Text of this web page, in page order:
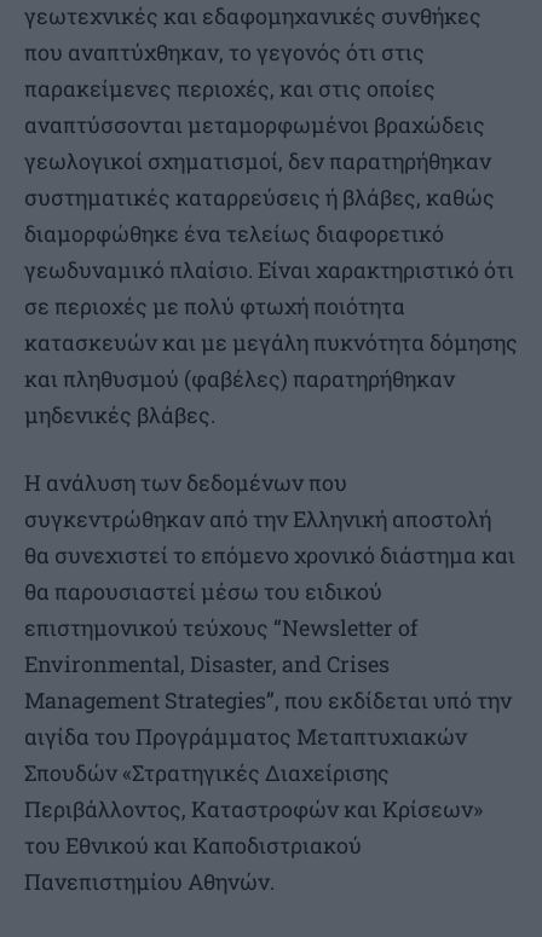
γεωτεχνικές και εδαφομηχανικές συνθήκες
που αναπτύχθηκαν, το γεγονός ότι στις
παρακείμενες περιοχές, και στις οποίες
αναπτύσσονται μεταμορφωμένοι βραχώδεις
γεωλογικοί σχηματισμοί, δεν παρατηρήθηκαν
συστηματικές καταρρεύσεις ή βλάβες, καθώς
διαμορφώθηκε ένα τελείως διαφορετικό
γεωδυναμικό πλαίσιο. Είναι χαρακτηριστικό ότι
σε περιοχές με πολύ φτωχή ποιότητα
κατασκευών και με μεγάλη πυκνότητα δόμησης
και πληθυσμού (φαβέλες) παρατηρήθηκαν
μηδενικές βλάβες.
Η ανάλυση των δεδομένων που
συγκεντρώθηκαν από την Ελληνική αποστολή
θα συνεχιστεί το επόμενο χρονικό διάστημα και
θα παρουσιαστεί μέσω του ειδικού
επιστημονικού τεύχους “Newsletter of
Environmental, Disaster, and Crises
Management Strategies”, που εκδίδεται υπό την
αιγίδα του Προγράμματος Μεταπτυχιακών
Σπουδών «Στρατηγικές Διαχείρισης
Περιβάλλοντος, Καταστροφών και Κρίσεων»
του Εθνικού και Καποδιστριακού
Πανεπιστημίου Αθηνών.